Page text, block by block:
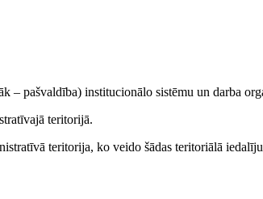
– pašvaldība) institucionālo sistēmu un darba
teritorijā.
teritorija, ko veido šādas teritoriālā